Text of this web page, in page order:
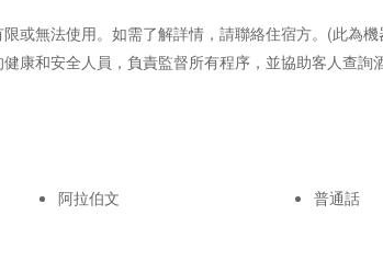
或無法使用。如需了解詳情，請聯絡住宿方。(此為機
康和安全人員，負責監督所有程序，並協助客人查詢
阿拉伯文 普通話